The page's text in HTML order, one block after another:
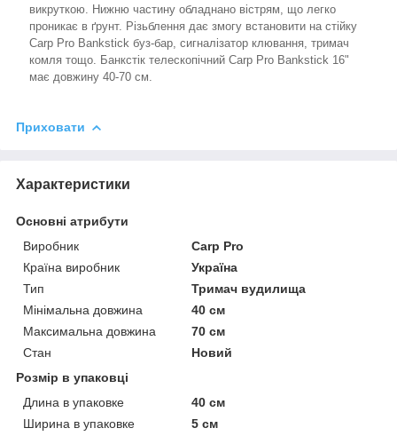
викруткою. Нижню частину обладнано вістрям, що легко
проникає в ґрунт. Різьблення дає змогу встановити на стійку
Carp Pro Bankstick буз-бар, сигналізатор клювання, тримач
комля тощо. Банкстік телескопічний Carp Pro Bankstick 16"
має довжину 40-70 см.
Приховати
Характеристики
Основні атрибути
Виробник
Carp Pro
Країна виробник
Україна
Тип
Тримач вудилища
Мінімальна довжина
40 см
Максимальна довжина
70 см
Стан
Новий
Розмір в упаковці
Длина в упаковке
40 см
Ширина в упаковке
5 см